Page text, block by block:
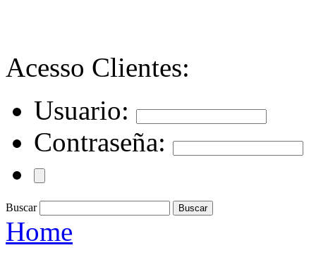
Acesso Clientes:
Usuario:
Contraseña:
Buscar
Home